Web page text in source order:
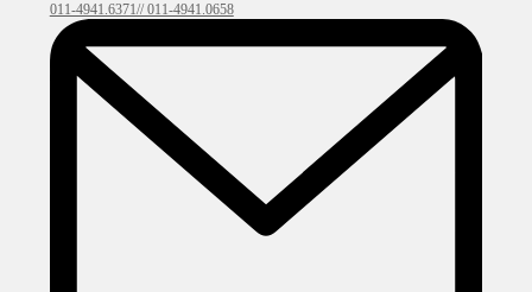
011-4941.6371// 011-4941.0658